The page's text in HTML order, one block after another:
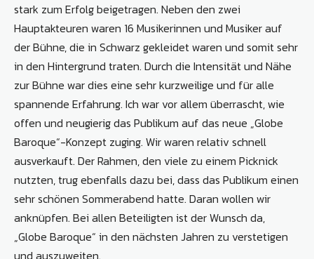
stark zum Erfolg beigetragen. Neben den zwei
Hauptakteuren waren 16 Musikerinnen und Musiker auf
der Bühne, die in Schwarz gekleidet waren und somit sehr
in den Hintergrund traten. Durch die Intensität und Nähe
zur Bühne war dies eine sehr kurzweilige und für alle
spannende Erfahrung. Ich war vor allem überrascht, wie
offen und neugierig das Publikum auf das neue „Globe
Baroque“-Konzept zuging. Wir waren relativ schnell
ausverkauft. Der Rahmen, den viele zu einem Picknick
nutzten, trug ebenfalls dazu bei, dass das Publikum einen
sehr schönen Sommerabend hatte. Daran wollen wir
anknüpfen. Bei allen Beteiligten ist der Wunsch da,
„Globe Baroque“ in den nächsten Jahren zu verstetigen